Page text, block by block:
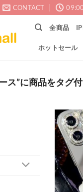
CONTACT
全商品
ホットセール
ス”に商品をタグ